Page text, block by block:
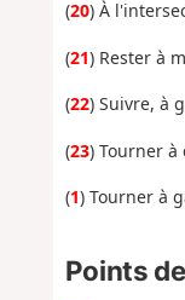
(20) À
(21) Rester à
(22) Suivre, à
(23) Tourner
(1) Tourner à
Points